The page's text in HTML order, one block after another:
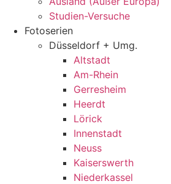
Studien-Versuche
Fotoserien
Düsseldorf + Umg.
Altstadt
Am-Rhein
Gerresheim
Heerdt
Lörick
Innenstadt
Neuss
Kaiserswerth
Niederkassel